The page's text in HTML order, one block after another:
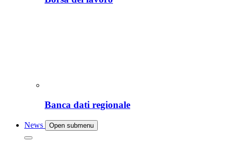
Banca dati regionale
News Open submenu